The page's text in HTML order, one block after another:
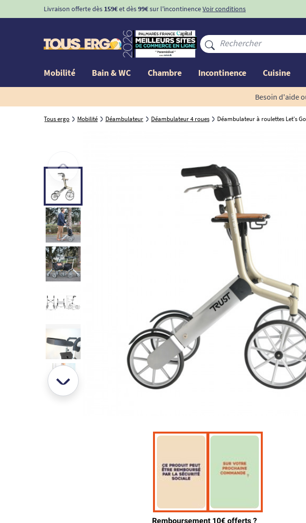
Livraison offerte dès 159€et dès99€sur l'incontinenceVoir conditions
Mobilité Bain & WC Chambre Incontinence Cuisine
Besoin d'aide
Tous ergo Mobilité Déambulateur Déambulateur 4 roues Déambulateur à roulettes Let's